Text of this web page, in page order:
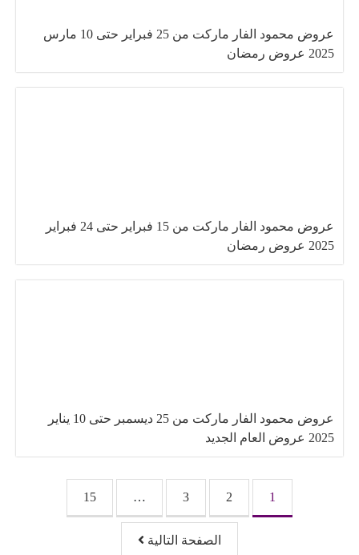
عروض محمود الفار ماركت من 25 فبراير حتى 10 مارس
2025 عروض رمضان
عروض محمود الفار ماركت من 15 فبراير حتى 24 فبراير
2025 عروض رمضان
عروض محمود الفار ماركت من 25 ديسمبر حتى 10 يناير
2025 عروض العام الجديد
تصفّح المقالات
1
2
3
…
15
الصفحة التالية